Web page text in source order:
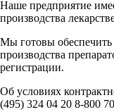
Наше предприятие
производства
Мы готовы обеспечить
производства
регистрации.
Об условиях
(495) 324 04 20 8-800